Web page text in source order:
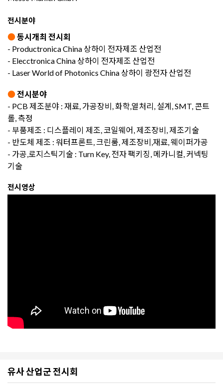
전시분야
●동시개최 전시회
- Productronica China 상하이 전자제조 산업전
- Elecctronica China 상하이 전자제조 산업전
- Laser World of Photonics China 상하이 광전자 산업전
●전시분야
- PCB 제조분야 : 재료, 가공장비, 화학,열처리, 설계, SMT, 콘트
롤, 측정
- 부품제조 : 디스플레이 제조, 코일웨어, 제조장비, 제조기술
- 반도체 제조 : 워터프론트, 크린룸, 제조장비,재료, 웨이퍼가공
- 가공,로지스틱기술 : Turn Key, 전자 팩키징, 메카니컬, 커넥팅
기술
전시영상
유사 산업군 전시회